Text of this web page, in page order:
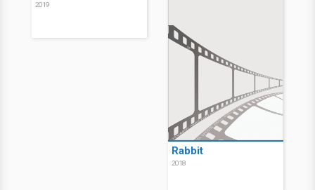
2019
Rabbit
2018